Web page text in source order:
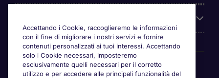
Awards
Accettando i Cookie, raccoglieremo le informazioni
con il fine di migliorare i nostri servizi e fornire
contenuti personalizzati ai tuoi interessi. Accettando
solo i Cookie necessari, imposteremo
esclusivamente quelli necessari per il corretto
utilizzo e per accedere alle principali funzionalità del